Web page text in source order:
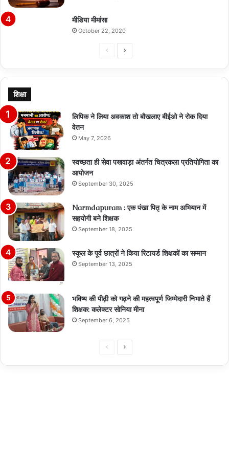
मीडिया मीमांसा
October 22, 2020
PreviousNext
शिक्षा
लिपिक ने लिया अवकाश तो बौखलाए बीईओ ने रोक दिया
वेतन
May 7, 2026
स्वच्छता ही सेवा पखवाड़ा अंतर्गत चित्रकला प्रतियोगिता का
आयोजन
September 30, 2025
Narmdapuram : एक पंखा पितृ के नाम अभियान में
सहयोगी बने शिक्षक
September 18, 2025
स्कूल के पूर्व छात्रों ने किया रिटायर्ड शिक्षकों का सम्मान
September 13, 2025
भविष्य की पीढ़ी को गढ़ने की महत्वपूर्ण जिम्मेदारी निभाते हैं
शिक्षक: कलेक्टर सोनिया मीना
September 6, 2025
PreviousNext